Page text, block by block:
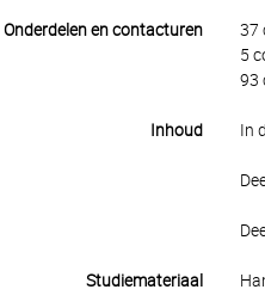
Onderdelen en contacturen
37
5
93
Inhoud In
Studiemateriaal